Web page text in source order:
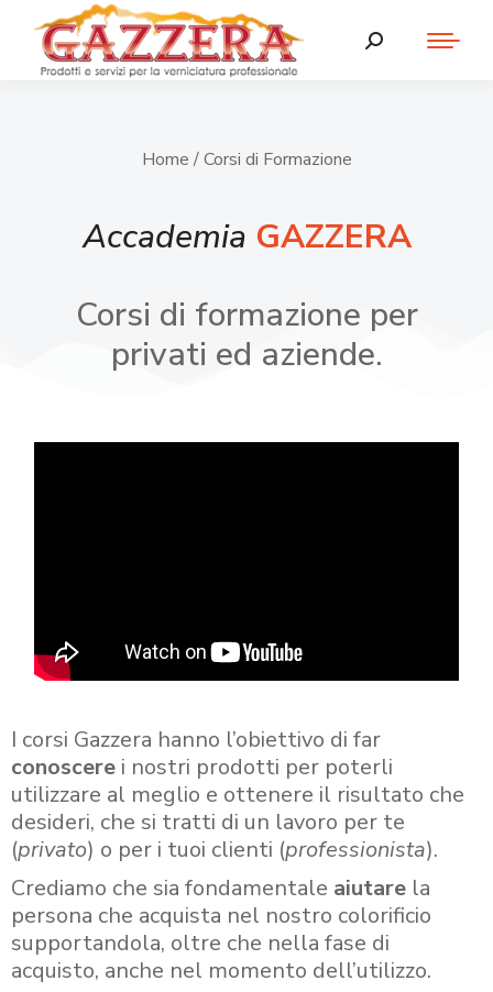
Home / Corsi di Formazione
Accademia GAZZERA
Corsi di formazione per
privati ed aziende.
I corsi Gazzera hanno l’obiettivo di far
conoscere i nostri prodotti per poterli
utilizzare al meglio e ottenere il risultato che
desideri, che si tratti di un lavoro per te
(privato) o per i tuoi clienti (professionista).
Crediamo che sia fondamentale aiutare la
persona che acquista nel nostro colorificio
supportandola, oltre che nella fase di
acquisto, anche nel momento dell’utilizzo.